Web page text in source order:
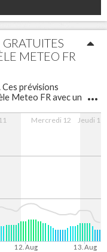
METEO FR
Ces prévisions
Meteo FR avec un
Mercredi 12 Jeudi 13
12. Aug 13. Aug